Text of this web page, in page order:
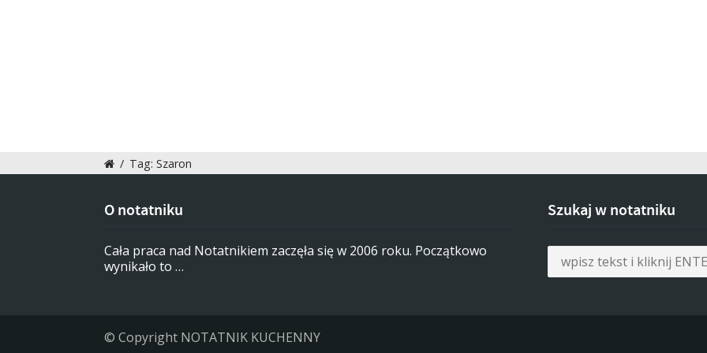
/ Tag: Szaron
O notatniku
Cała praca nad Notatnikiem zaczęła się w 2006 roku. Początkowo
wynikało to …
Szukaj w notatniku
© Copyright NOTATNIK KUCHENNY